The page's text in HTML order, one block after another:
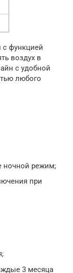
с функцией
воздух в
с удобной
любого
ночной режим;
при
3 месяца